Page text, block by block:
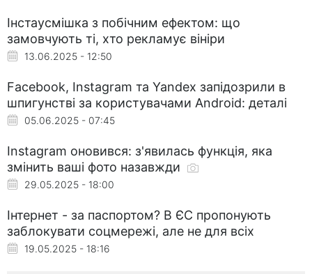
Інстаусмішка з побічним ефектом: що
замовчують ті, хто рекламує вініри
13.06.2025 - 12:50
Facebook, Instagram та Yandex запідозрили в
шпигунстві за користувачами Android: деталі
05.06.2025 - 07:45
Instagram оновився: з'явилась функція, яка
змінить ваші фото назавжди
29.05.2025 - 18:00
Інтернет - за паспортом? В ЄС пропонують
заблокувати соцмережі, але не для всіх
19.05.2025 - 18:16